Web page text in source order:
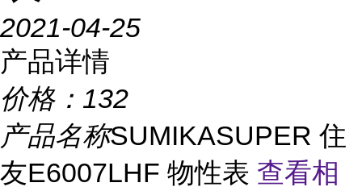
2021-04-25
产品详情
价格： 132
产品名称SUMIKASUPER 住
友E6007LHF 物性表 查看相